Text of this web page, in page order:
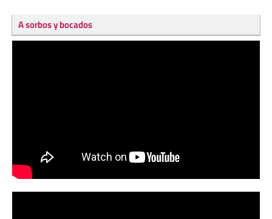
A sorbos y bocados